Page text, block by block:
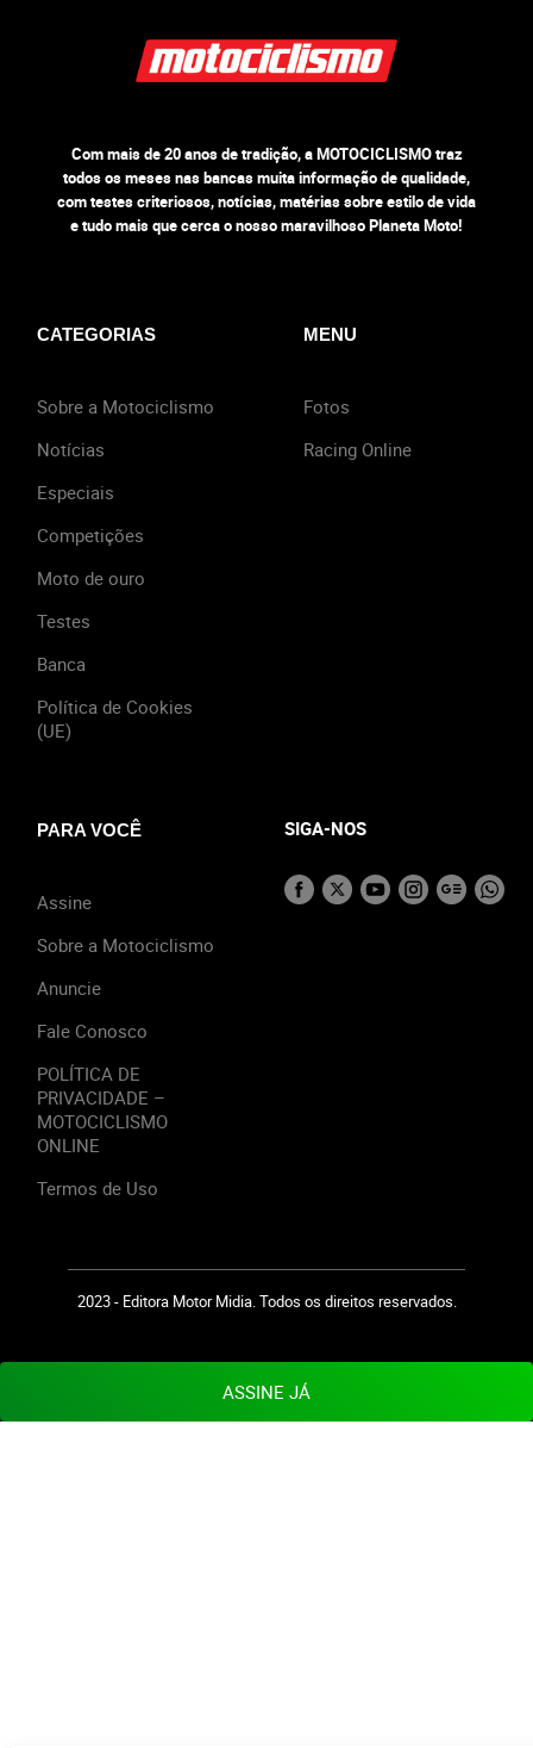
Com mais de 20 anos de tradição, a MOTOCICLISMO traz
todos os meses nas bancas muita informação de qualidade,
com testes criteriosos, notícias, matérias sobre estilo de vida
e tudo mais que cerca o nosso maravilhoso Planeta Moto!
CATEGORIAS
Sobre a Motociclismo
Notícias
Especiais
Competições
Moto de ouro
Testes
Banca
Política de Cookies
(UE)
MENU
Fotos
Racing Online
PARA VOCÊ
Assine
Sobre a Motociclismo
Anuncie
Fale Conosco
POLÍTICA DE
PRIVACIDADE –
MOTOCICLISMO
ONLINE
Termos de Uso
SIGA-NOS
2023 - Editora Motor Midia. Todos os direitos reservados.
ASSINE JÁ